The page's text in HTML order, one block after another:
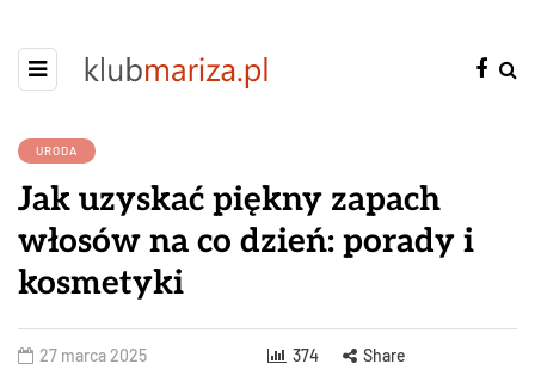
URODA
Jak uzyskać piękny zapach
włosów na co dzień: porady i
kosmetyki
27 marca 2025 374 Share